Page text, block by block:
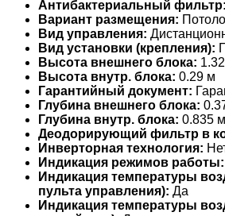
Антибактериальный фильтр:
Вариант размещения:
Вид управления:
Вид установки (крепления):
Высота внешнего блока:
Высота внутр. блока: 0.29 м
Гарантийный документ:
Глубина внешнего блока:
Глубина внутр. блока: 0.835 м
Деодорирующий фильтр в
Инверторная технология:
Индикация режимов работы:
Индикация температуры
пульта управления): Да
Индикация температуры